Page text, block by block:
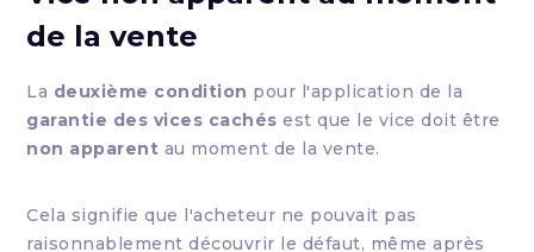
de la vente
La deuxième condition pour l'application de la
garantie des vices cachés est que le vice doit être
non apparent au moment de la vente.
Cela signifie que l'acheteur ne pouvait pas
raisonnablement découvrir le défaut, même après